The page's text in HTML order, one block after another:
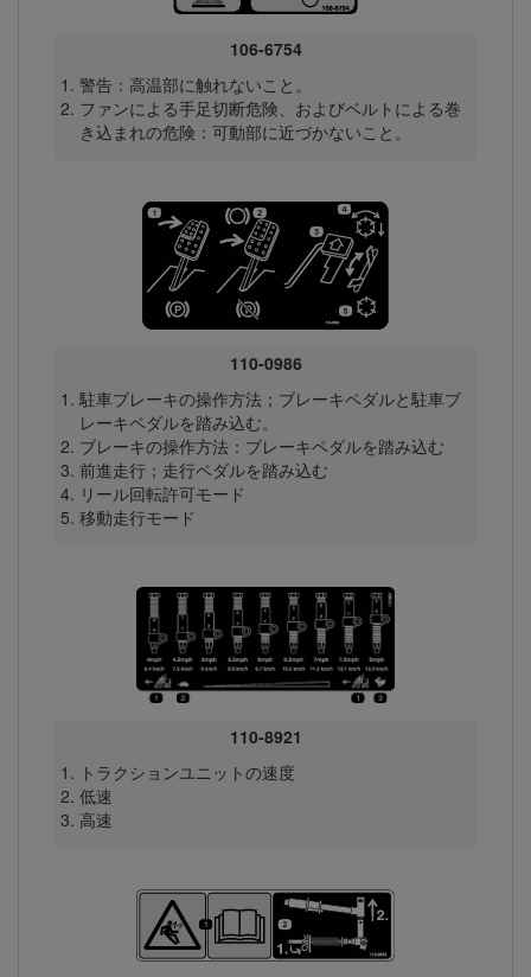
106-6754
警告：高温部に触れないこと。
ファンによる手足切断危険、およびベルトによる巻
き込まれの危険：可動部に近づかないこと。
110-0986
駐車ブレーキの操作方法；ブレーキペダルと駐車ブ
レーキペダルを踏み込む。
ブレーキの操作方法：ブレーキペダルを踏み込む
前進走行；走行ペダルを踏み込む
リール回転許可モード
移動走行モード
110-8921
トラクションユニットの速度
低速
高速